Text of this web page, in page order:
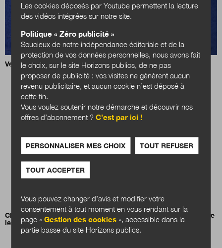
Vers un Jour de la Carte national ?
Claire Lemercier :
Tirer les leçons de l’histoire pour construire
les services publics de demain»
Les cookies déposés par Youtube permettent la lecture
des vidéos intégrées sur notre site.
Politique « Zéro publicité »
Soucieux de notre indépendance éditoriale et de la
protection de vos données personnelles, nous avons fait
le choix, sur le site Horizons publics, de ne pas
proposer de publicité : vos visites ne génèrent aucun
revenu publicitaire, et aucun cookie n’est déposé à
cette fin.
Vous voulez soutenir notre démarche et découvrir nos
offres d’abonnement ?C’est par ici !
PERSONNALISER MES CHOIX TOUT REFUSER
TOUT ACCEPTER
Vous pouvez changer d’avis et modifier votre
consentement à tout moment en vous rendant sur la
page «Gestion des cookies », accessible dans la
partie basse du site Horizons publics.